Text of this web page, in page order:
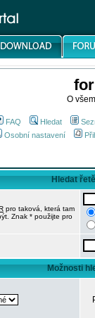
O
FAQ Hledat
Osobní nastavení
Hledat
pro taková, která tam
Znak * použijte pro
Možnosti